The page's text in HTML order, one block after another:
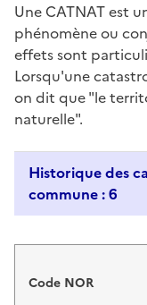
Une CATNAT est
phénomène ou
effets sont
Lorsqu'une
on dit que "le
naturelle".
Historique des
commune : 6
Code NOR